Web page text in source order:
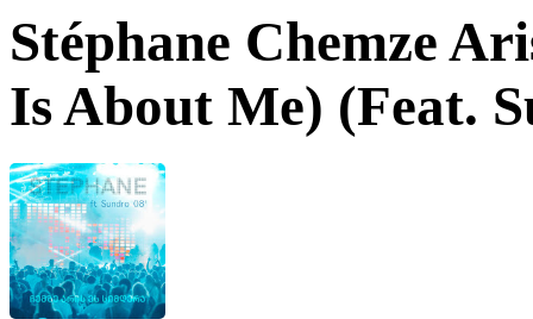
Stéphane Chemze
Is About Me) (Feat.